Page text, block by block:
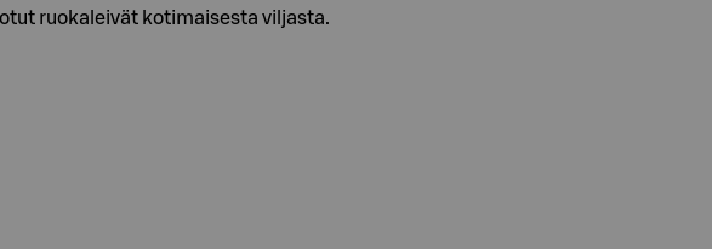
ruokaleivät kotimaisesta viljasta.